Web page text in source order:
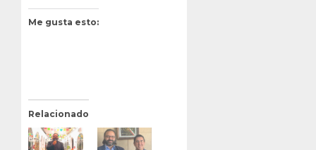
Me gusta esto:
Relacionado